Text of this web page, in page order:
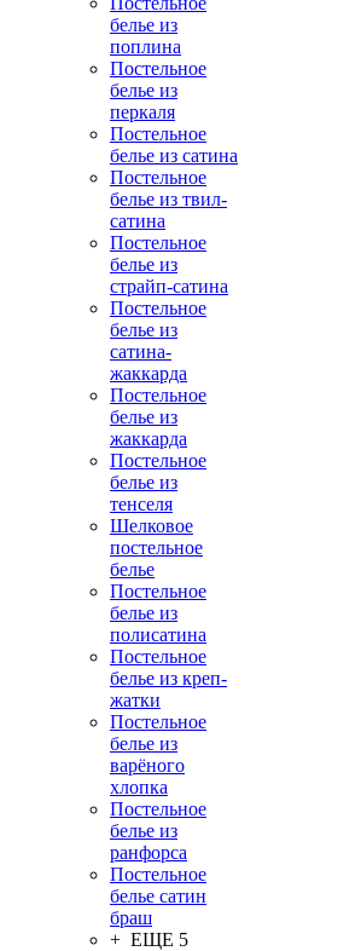
белье из
поплина
Постельное
белье из
перкаля
Постельное
белье из сатина
Постельное
белье из твил-
сатина
Постельное
белье из
страйп-сатина
Постельное
белье из
сатина-
жаккарда
Постельное
белье из
жаккарда
Постельное
белье из
тенселя
Шелковое
постельное
белье
Постельное
белье из
полисатина
Постельное
белье из креп-
жатки
Постельное
белье из
варёного
хлопка
Постельное
белье из
ранфорса
Постельное
белье сатин
браш
+ ЕЩЕ 5